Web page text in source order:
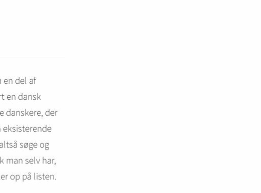
en del af
en dansk
danskere, der
søge og
man selv har,
op på listen.